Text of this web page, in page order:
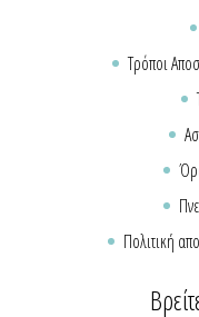
Τρόποι
Πολιτική